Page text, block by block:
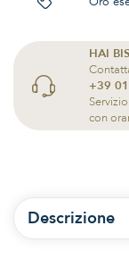
HAI
+39
con
Descrizione